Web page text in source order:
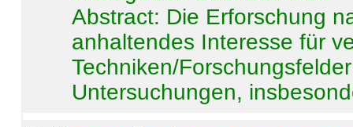
Abstract: Die Erforschung
anhaltendes Interesse für
Techniken/
Untersuchungen,